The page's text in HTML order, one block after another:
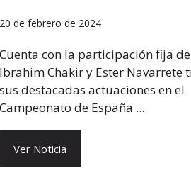
20 de febrero de 2024
Cuenta con la participación fija de
Ibrahim Chakir y Ester Navarrete
sus destacadas actuaciones en el
Campeonato de España ...
Ver Noticia